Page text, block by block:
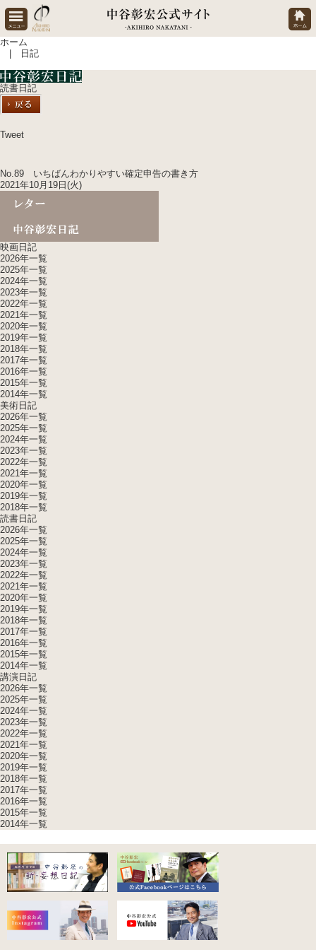
ホーム
| 日記
読書日記
Tweet
No.89 いちばんわかりやすい確定申告の書き方
2021年10月19日(火)
映画日記
2026年一覧
2025年一覧
2024年一覧
2023年一覧
2022年一覧
2021年一覧
2020年一覧
2019年一覧
2018年一覧
2017年一覧
2016年一覧
2015年一覧
2014年一覧
美術日記
2026年一覧
2025年一覧
2024年一覧
2023年一覧
2022年一覧
2021年一覧
2020年一覧
2019年一覧
2018年一覧
読書日記
2026年一覧
2025年一覧
2024年一覧
2023年一覧
2022年一覧
2021年一覧
2020年一覧
2019年一覧
2018年一覧
2017年一覧
2016年一覧
2015年一覧
2014年一覧
講演日記
2026年一覧
2025年一覧
2024年一覧
2023年一覧
2022年一覧
2021年一覧
2020年一覧
2019年一覧
2018年一覧
2017年一覧
2016年一覧
2015年一覧
2014年一覧